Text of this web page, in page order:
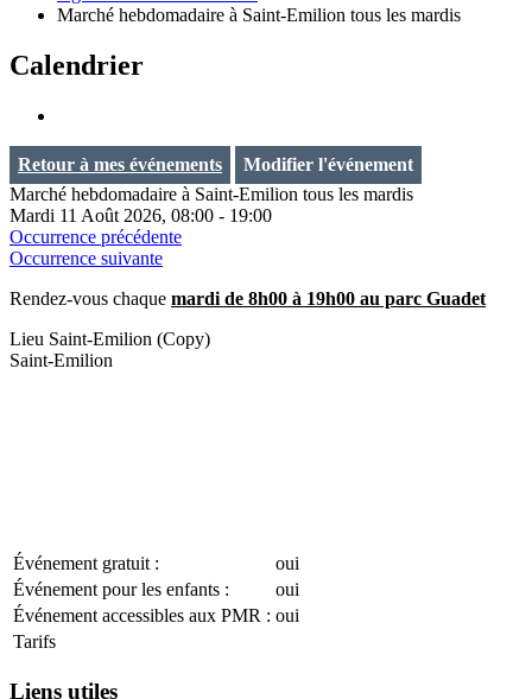
Marché hebdomadaire à Saint-Emilion tous les mardis
Calendrier
Retour à mes événements
Modifier l'événement
Marché hebdomadaire à Saint-Emilion tous les mardis
Mardi 11 Août 2026, 08:00 - 19:00
Occurrence précédente
Occurrence suivante
Rendez-vous chaque mardi de 8h00 à 19h00 au parc Guadet
Lieu Saint-Emilion (Copy)
Saint-Emilion
Événement gratuit :
oui
Événement pour les enfants :
oui
Événement accessibles aux PMR : oui
Tarifs
Liens utiles